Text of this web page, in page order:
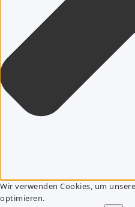
Wir verwenden Cookies, um
optimieren.